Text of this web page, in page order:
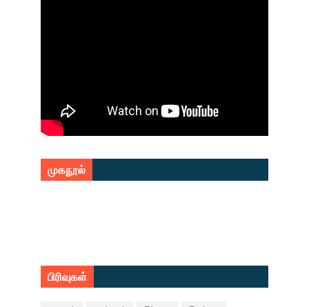
முகநூல்
பிரிவுகள்